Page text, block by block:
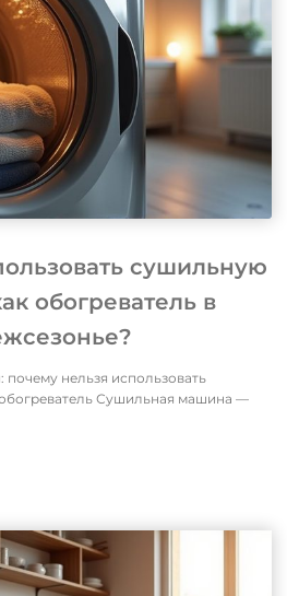
сушильную
обогреватель в
нельзя использовать
Сушильная машина —